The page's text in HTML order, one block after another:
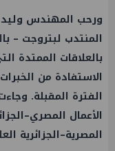
ورحب المهندس
المنتدب لبتروجت –
بالعلاقات الممتدة
الاستفادة من
الفترة المقبلة.
الأعمال
المصرية–الجزائرية